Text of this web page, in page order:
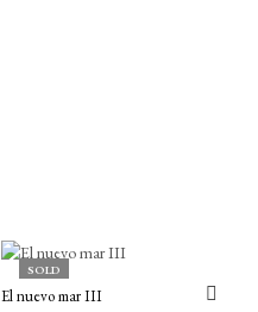
SOLD
El nuevo mar III